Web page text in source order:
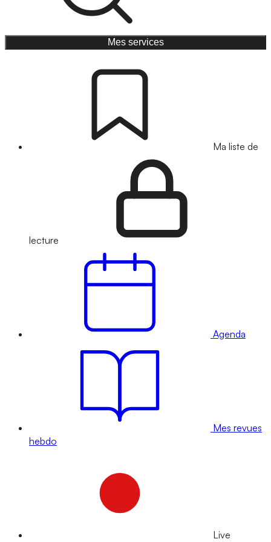
Mes services
Ma liste de
lecture
Agenda
Mes revues
hebdo
Live